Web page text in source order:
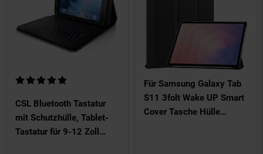
CSL Bluetooth Tastatur
mit Schutzhülle, Tablet-
Tastatur für 9-12 Zoll
Kundenbewertung: 5 von 5 SternenFür Samsung Galaxy Tab
S11 3folt Wake UP Smart
Cover Tasche Hülle